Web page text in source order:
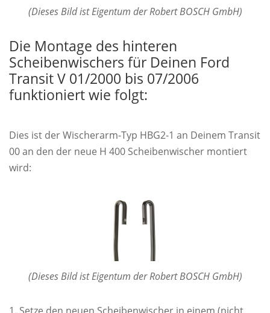
(Dieses Bild ist Eigentum der Robert BOSCH GmbH)
Die Montage des hinteren
Scheibenwischers für Deinen Ford
Transit V 01/2000 bis 07/2006
funktioniert wie folgt:
Dies ist der Wischerarm-Typ HBG2-1 an Deinem Transit
00 an den der neue H 400 Scheibenwischer montiert
wird:
(Dieses Bild ist Eigentum der Robert BOSCH GmbH)